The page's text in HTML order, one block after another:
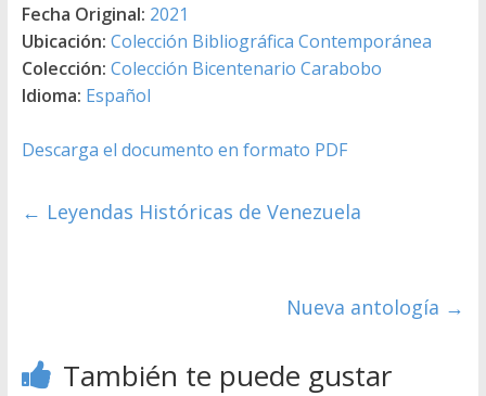
Fecha Original: 2021
Ubicación: Colección Bibliográfica Contemporánea
Colección: Colección Bicentenario Carabobo
Idioma: Español
Descarga el documento en formato PDF
← Leyendas Históricas de Venezuela
Nueva antología →
También te puede gustar